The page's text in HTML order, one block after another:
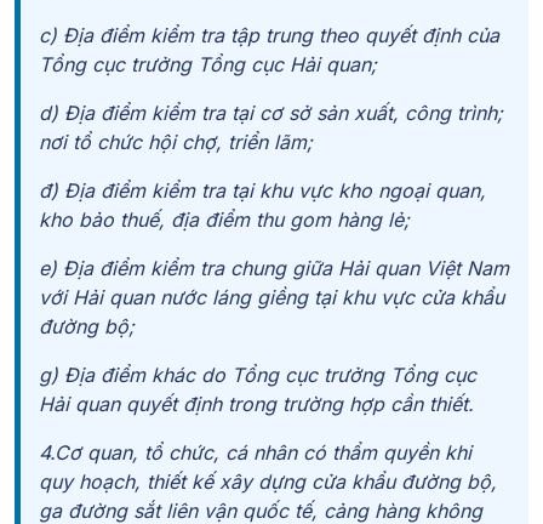
c) Địa điểm kiểm tra tập trung theo quyết định của
Tổng cục trưởng Tổng cục Hải quan;
d) Địa điểm kiểm tra tại cơ sở sản xuất, công trình;
nơi tổ chức hội chợ, triển lãm;
đ) Địa điểm kiểm tra tại khu vực kho ngoại quan,
kho bảo thuế, địa điểm thu gom hàng lẻ;
e) Địa điểm kiểm tra chung giữa Hải quan Việt Nam
với Hải quan nước láng giềng tại khu vực cửa khẩu
đường bộ;
g) Địa điểm khác do Tổng cục trưởng Tổng cục
Hải quan quyết định trong trường hợp cần thiết.
4.Cơ quan, tổ chức, cá nhân có thẩm quyền khi
quy hoạch, thiết kế xây dựng cửa khẩu đường bộ,
ga đường sắt liên vận quốc tế, cảng hàng không